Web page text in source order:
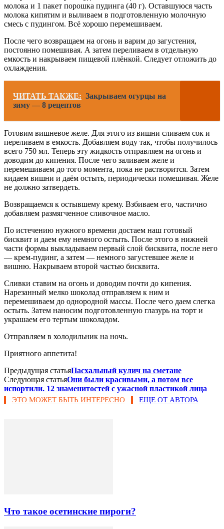
молока и 1 пакет порошка пудинга (40 г). Оставшуюся часть
молока кипятим и выливаем в подготовленную молочную
смесь с пудингом. Всё хорошо перемешиваем.
После чего возвращаем на огонь и варим до загустения,
постоянно помешивая. А затем переливаем в отдельную
емкость и накрываем пищевой плёнкой. Следует отложить до
охлаждения.
ЧИТАТЬ ТАКЖЕ: Закрываем огурцы на
зиму — 8 рецептов
Готовим вишневое желе. Для этого из вишни сливаем сок и
переливаем в емкость. Добавляем воду так, чтобы получилось
всего 750 мл. Теперь эту жидкость отправляем на огонь и
доводим до кипения. После чего заливаем желе и
перемешиваем до того момента, пока не растворится. Затем
кидаем вишни и даём остыть, периодически помешивая. Желе
не должно затвердеть.
Возвращаемся к остывшему крему. Взбиваем его, частично
добавляем размягченное сливочное масло.
По истечению нужного времени достаем наш готовый
бисквит и даем ему немного остыть. После этого в нижней
части формы выкладываем первый слой бисквита, после него
— крем-пудинг, а затем — немного загустевшее желе и
вишню. Накрываем второй частью бисквита.
Сливки ставим на огонь и доводим почти до кипения.
Нарезанный мелко шоколад отправляем к ним и
перемешиваем до однородной массы. После чего даем слегка
остыть. Затем наносим подготовленную глазурь на торт и
украшаем его тертым шоколадом.
Отправляем в холодильник на ночь.
Приятного аппетита!
Предыдущая статьяПасхальный кулич на сметане
Следующая статьяОни были красивыми, а потом все
испортили. 12 знаменитостей с ужасной пластикой лица
ЭТО МОЖЕТ БЫТЬ ИНТЕРЕСНО ЕЩЕ ОТ АВТОРА
Что такое осетинские пироги?